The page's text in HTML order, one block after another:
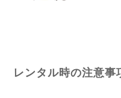
レンタル時の注意事